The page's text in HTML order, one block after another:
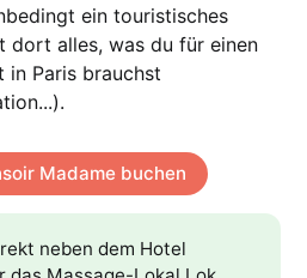
ein touristisches
dort alles, was du für einen
Paris brauchst
Madame buchen
neben dem Hotel